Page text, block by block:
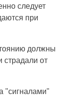
следует
при
должны
страдали от
"сигналами"